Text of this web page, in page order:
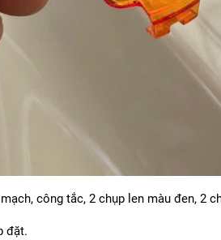
công tắc, 2 chụp len màu đen, 2
đặt.